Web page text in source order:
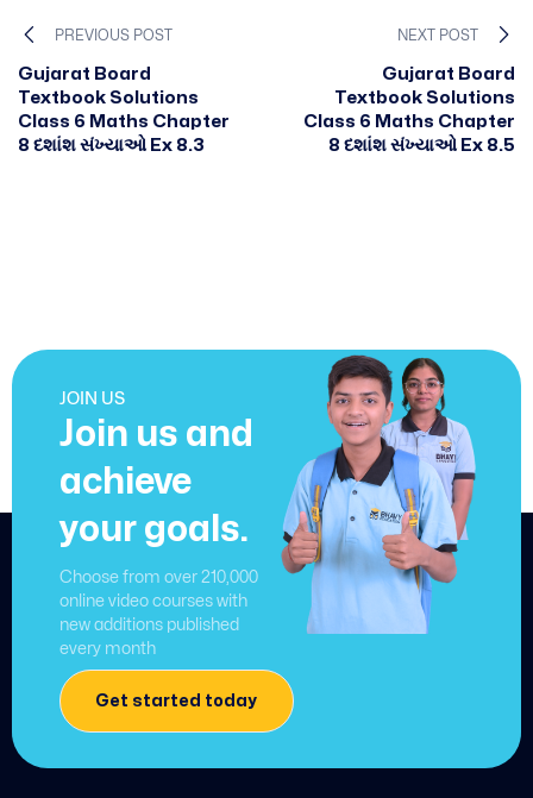
PREVIOUS POST
Gujarat Board
Textbook Solutions
Class 6 Maths Chapter
8 દશાંશ સંખ્યાઓ Ex 8.3
NEXT POST
Gujarat Board
Textbook Solutions
Class 6 Maths Chapter
8 દશાંશ સંખ્યાઓ Ex 8.5
JOIN US
Join us and
achieve
your goals.
Choose from over 210,000
online video courses with
new additions published
every month
Get started today